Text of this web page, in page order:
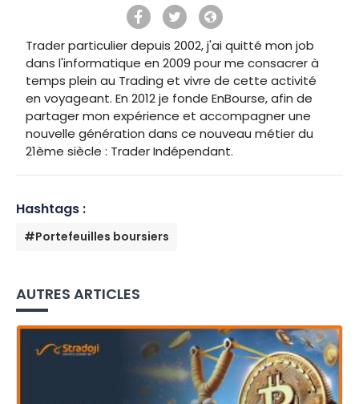
Trader particulier depuis 2002, j'ai quitté mon job
dans l'informatique en 2009 pour me consacrer à
temps plein au Trading et vivre de cette activité
en voyageant. En 2012 je fonde EnBourse, afin de
partager mon expérience et accompagner une
nouvelle génération dans ce nouveau métier du
21ème siècle : Trader Indépendant.
Hashtags :
#Portefeuilles boursiers
AUTRES ARTICLES